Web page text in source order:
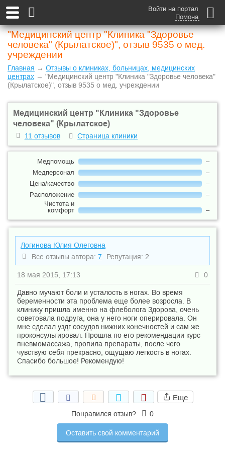
Войти на портал
Помона
"Медицинский центр "Клиника "Здоровье
человека" (Крылатское)", отзыв 9535 о мед.
учреждении
Главная → Отзывы о клиниках, больницах, медицинских
центрах → "Медицинский центр "Клиника "Здоровье человека"
(Крылатское)", отзыв 9535 о мед. учреждении
Медицинский центр "Клиника "Здоровье
человека" (Крылатское)
11 отзывов Страница клиники
Медпомощь
–
Медперсонал
–
Цена/качество
–
Расположение
–
Чистота и
комфорт
–
Логинова Юлия Олеговна
Все отзывы автора: 7 Репутация: 2
0
18 мая 2015, 17:13
Давно мучают боли и усталость в ногах. Во время
беременности эта проблема еще более возросла. В
клинику пришла именно на флеболога Здорова, очень
советовала подруга, она у него ноги оперировала. Он
мне сделал уздг сосудов нижних конечностей и сам же
проконсультировал. Прошла по его рекомендации курс
пневмомассажа, пропила препараты, после чего
чувствую себя прекрасно, ощущаю легкость в ногах.
Спасибо большое! Рекомендую!
Еще
Понравился отзыв? 0
Оставить свой комментарий